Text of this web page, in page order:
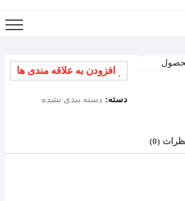
افزودن به علاقه مندی ها
دسته: دسته بندی نشده
(0)